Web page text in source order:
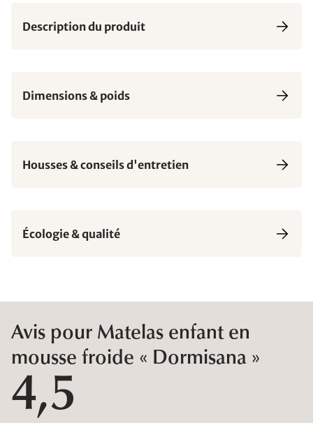
Description du produit
Dimensions & poids
Housses & conseils d'entretien
Écologie & qualité
Avis pour Matelas enfant en
mousse froide « Dormisana »
4,5